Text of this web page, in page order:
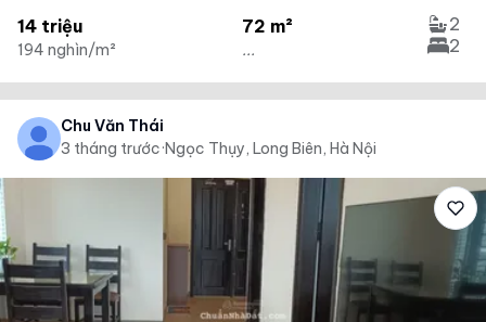
14 triệu
194 nghìn/m²
72 m²
...
2
2
Chu Văn Thái
3 tháng trước·Ngọc Thụy, Long Biên, Hà Nội